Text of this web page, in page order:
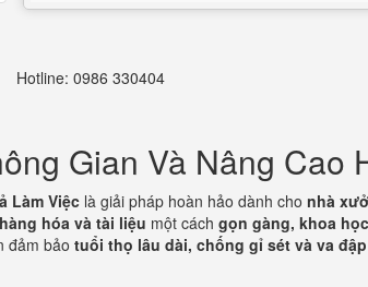
Hotline: 0986 330404
Gian Và Nâng Cao
Làm Việc là giải pháp hoàn hảo dành cho nhà
hóa và tài liệu một cách gọn gàng, khoa
đảm bảo tuổi thọ lâu dài, chống gỉ sét và va